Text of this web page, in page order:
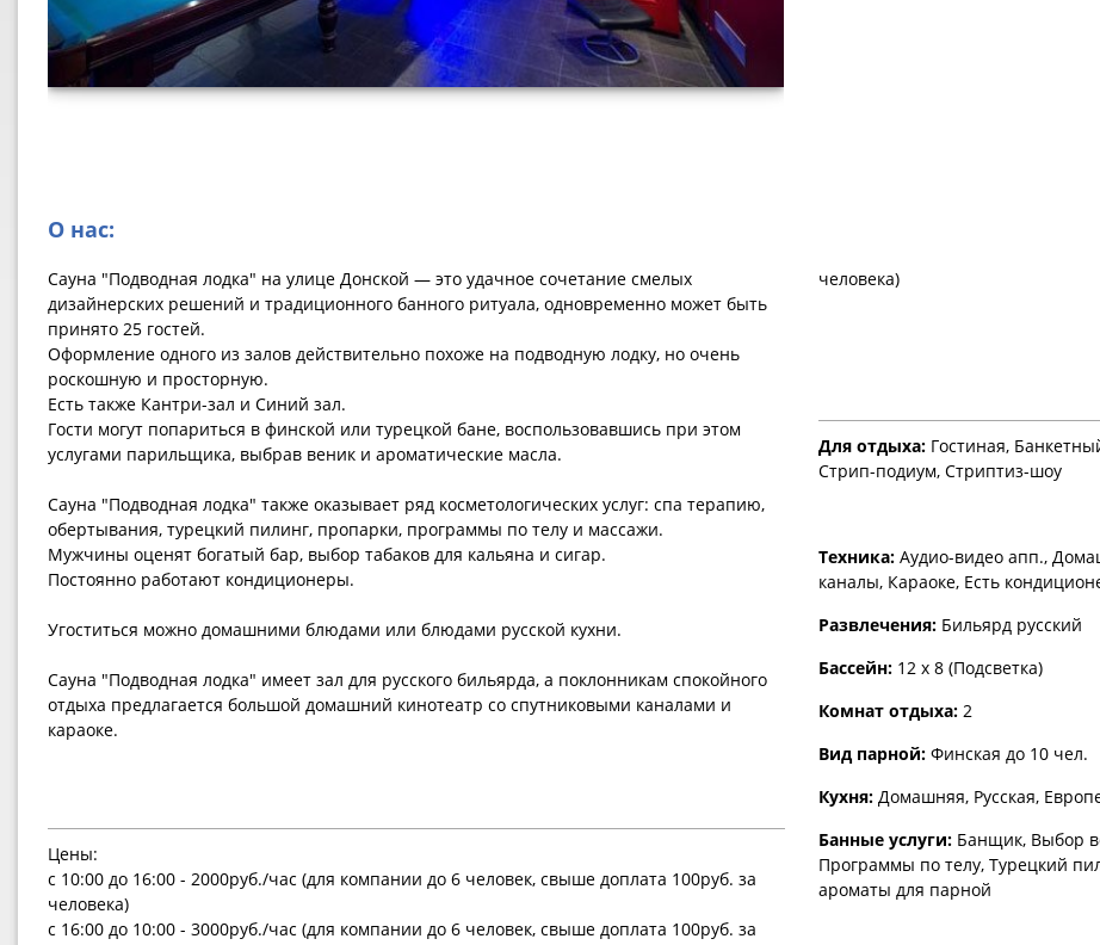
О нас:
Сауна "Подводная лодка" на улице Донской — это удачное сочетание смелых
дизайнерских решений и традиционного банного ритуала, одновременно может быть
принято 25 гостей.
Оформление одного из залов действительно похоже на подводную лодку, но очень
роскошную и просторную.
Есть также Кантри-зал и Синий зал.
Гости могут попариться в финской или турецкой бане, воспользовавшись при этом
услугами парильщика, выбрав веник и ароматические масла.
Сауна "Подводная лодка" также оказывает ряд косметологических услуг: спа терапию,
обертывания, турецкий пилинг, пропарки, программы по телу и массажи.
Мужчины оценят богатый бар, выбор табаков для кальяна и сигар.
Постоянно работают кондиционеры.
Угоститься можно домашними блюдами или блюдами русской кухни.
Сауна "Подводная лодка" имеет зал для русского бильярда, а поклонникам спокойного
отдыха предлагается большой домашний кинотеатр со спутниковыми каналами и
караоке.
Цены:
с 10:00 до 16:00 - 2000руб./час (для компании до 6 человек, свыше доплата 100руб. за
человека)
с 16:00 до 10:00 - 3000руб./час (для компании до 6 человек, свыше доплата 100руб. за
человека)
Для отдыха: Гостиная,
Стрип-подиум, Стриптиз-шоу
Техника: Аудио-видео апп.,
каналы, Караоке, Есть
Развлечения: Бильярд русский
Бассейн: 12 x 8 (Подсветка)
Комнат отдыха: 2
Вид парной: Финская до 10 чел.
Кухня: Домашняя, Русская,
Банные услуги: Банщик, Выбор
Программы по телу, Турецкий
ароматы для парной